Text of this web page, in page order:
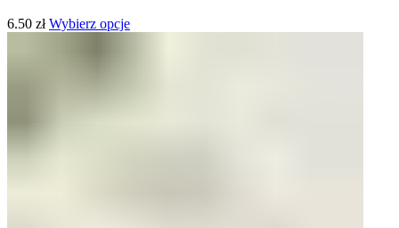
6.50 zł Wybierz opcje